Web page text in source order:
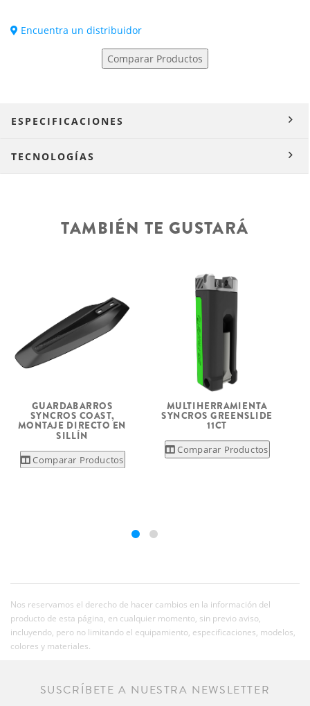
Encuentra un distribuidor
Comparar Productos
ESPECIFICACIONES
TECNOLOGÍAS
TAMBIÉN TE GUSTARÁ
GUARDABARROS
SYNCROS COAST,
MONTAJE DIRECTO EN
SILLÍN
Comparar Productos
MULTIHERRAMIENTA
SYNCROS GREENSLIDE
11CT
Comparar Productos
Nos reservamos el derecho de hacer cambios en la información del
producto de esta página, en cualquier momento, sin previo aviso,
incluyendo, pero no limitando el equipamiento, especificaciones, modelos,
colores y materiales.
SUSCRÍBETE A NUESTRA NEWSLETTER